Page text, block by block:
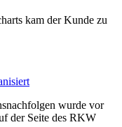
kam der Kunde zu
wurde vor
der Seite des RKW